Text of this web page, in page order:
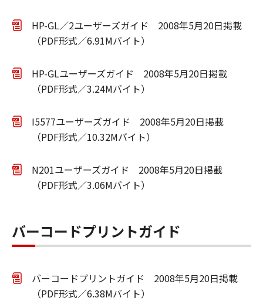
HP-GL／2ユーザーズガイド 2008年5月20日掲載
（PDF形式／6.91Mバイト）
HP-GLユーザーズガイド 2008年5月20日掲載
（PDF形式／3.24Mバイト）
I5577ユーザーズガイド 2008年5月20日掲載
（PDF形式／10.32Mバイト）
N201ユーザーズガイド 2008年5月20日掲載
（PDF形式／3.06Mバイト）
バーコードプリントガイド
バーコードプリントガイド 2008年5月20日掲載
（PDF形式／6.38Mバイト）